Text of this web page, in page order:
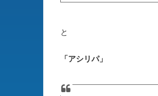
と
「アシリパ」